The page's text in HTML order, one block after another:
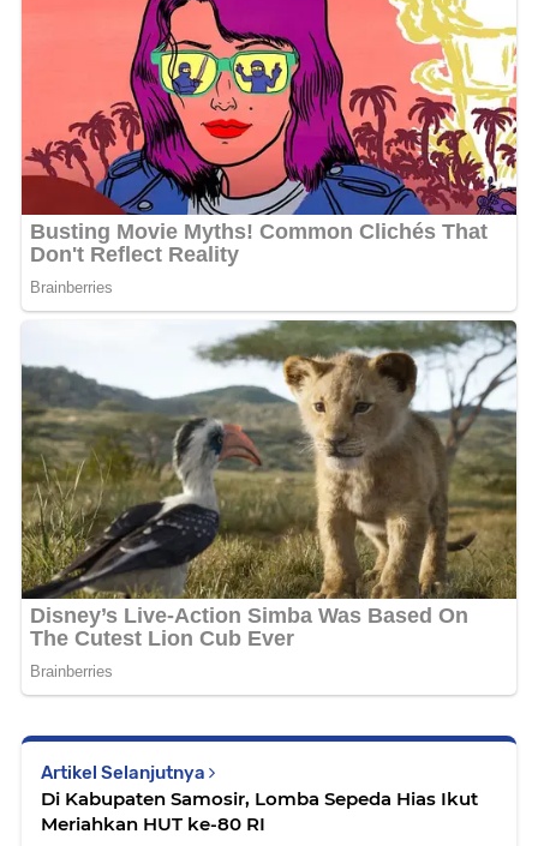
Artikel Selanjutnya
Di Kabupaten Samosir, Lomba Sepeda Hias Ikut
Meriahkan HUT ke-80 RI